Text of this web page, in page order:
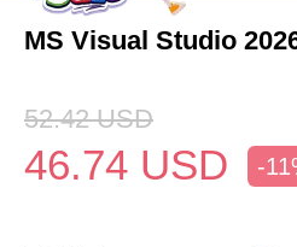
MS Visual Studio
52.42 USD
46.74 USD -